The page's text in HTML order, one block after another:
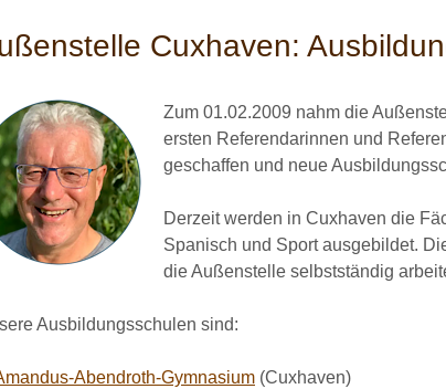
Cuxhaven:
Zum 01.02.2009 nahm die
ersten Referendarinnen und
geschaffen und neue
Derzeit werden in Cuxhaven die
Spanisch und Sport ausgebildet.
die Außenstelle selbstständig
Ausbildungsschulen sind:
Abendroth-Gymnasium (Cuxhaven)